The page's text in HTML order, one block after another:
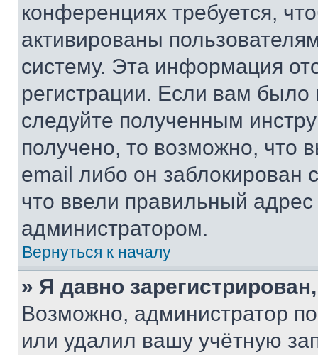
конференциях требуется,
активированы
систему. Эта информация
регистрации. Если вам
следуйте полученным
получено, то возможно, что
email либо он
что ввели правильный адрес
администратором.
Вернуться к началу
» Я давно
Возможно, администратор
или удалил вашу учётную